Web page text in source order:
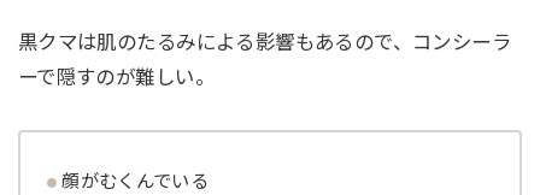
黒クマは肌のたるみによる影響もあるので、コンシーラ
ーで隠すのが難しい。
顔がむくんでいる